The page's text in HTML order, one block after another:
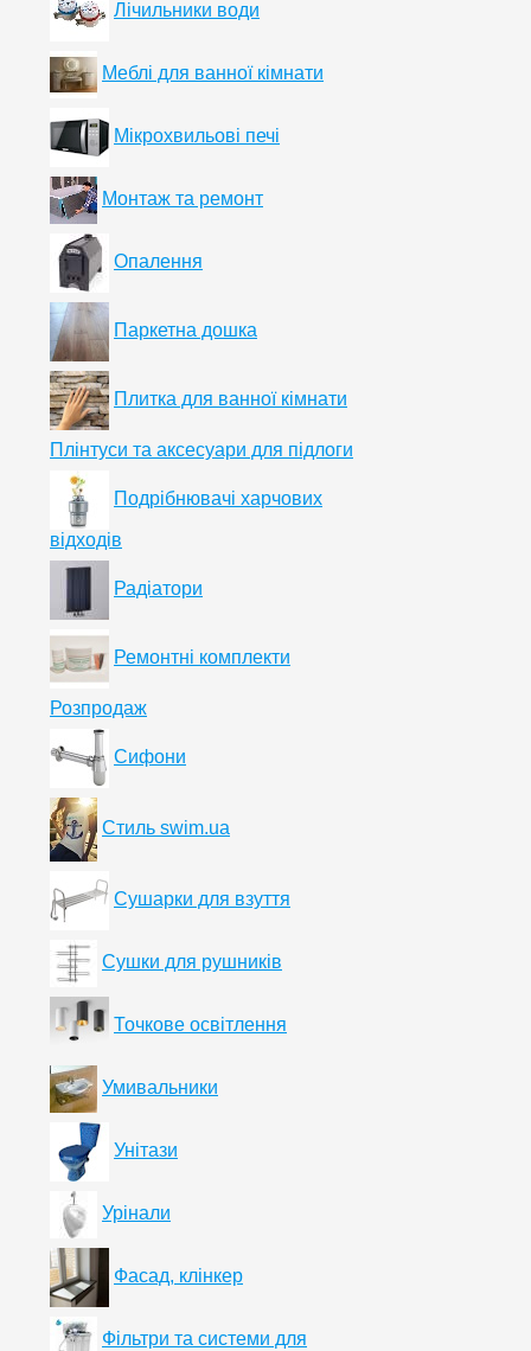
Лічильники води
Меблі для ванної кімнати
Мікрохвильові печі
Монтаж та ремонт
Опалення
Паркетна дошка
Плитка для ванної кімнати
Плінтуси та аксесуари для підлоги
Подрібнювачі харчових
відходів
Радіатори
Ремонтні комплекти
Розпродаж
Сифони
Стиль swim.ua
Сушарки для взуття
Сушки для рушників
Точкове освітлення
Умивальники
Унітази
Урінали
Фасад, клінкер
Фільтри та системи для